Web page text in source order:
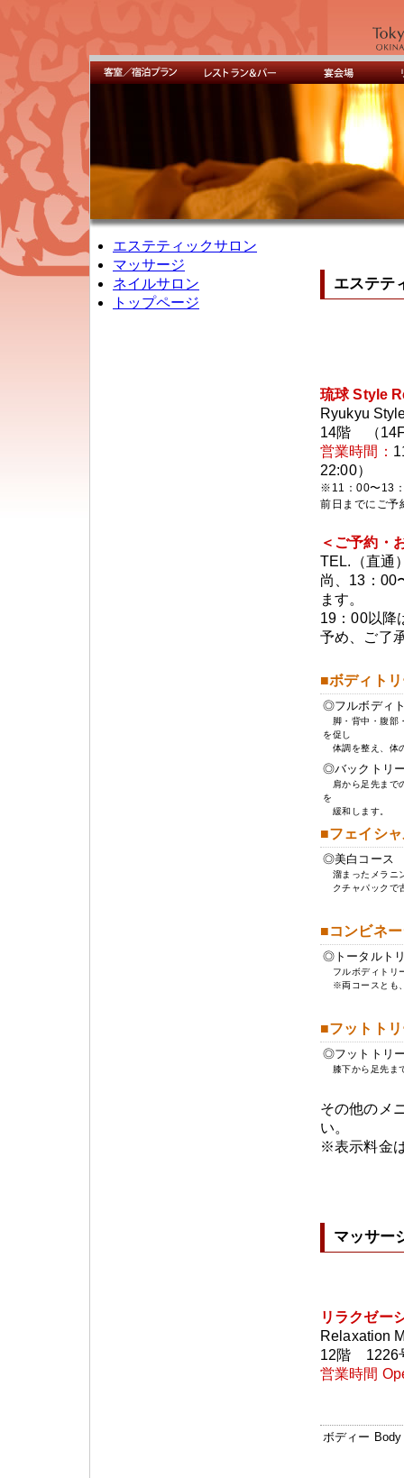
エステティックサロン
マッサージ
ネイルサロン
トップページ
エステテ
琉球 Style
Ryukyu
14階 （
営業時間：
22:00）
※11：00〜13
前日までにご予
＜ご予約・
TEL.（直通
尚、13：00
ます。
19：00以降
予め、ご了
■ボディト
◎フルボディ
脚・背中・腹部
を促し
体調を整え、体
◎バックトリ
肩から足先まで
を
緩和します。
■フェイシ
◎美白コース
溜まったメラニ
クチャパックで
■コンビネ
◎トータルト
フルボディトリ
※両コースとも
■フットト
◎フットトリ
膝下から足先ま
その他のメ
い。
※表示料金
マッサー
リラクゼ
Relaxation
12階 1226
営業時間
ボディー Body